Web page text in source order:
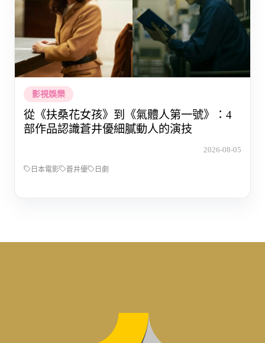
影視娛樂
從《扶桑花女孩》到《氣體人第一號》：4
部作品認識蒼井優細膩動人的演技
2026-08-05
日本電影 蒼井優 日劇